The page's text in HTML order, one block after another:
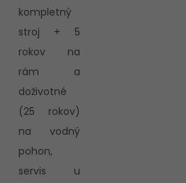
kompletný
stroj + 5
rokov na
rám a
doživotné
(25 rokov)
na vodný
pohon,
servis u